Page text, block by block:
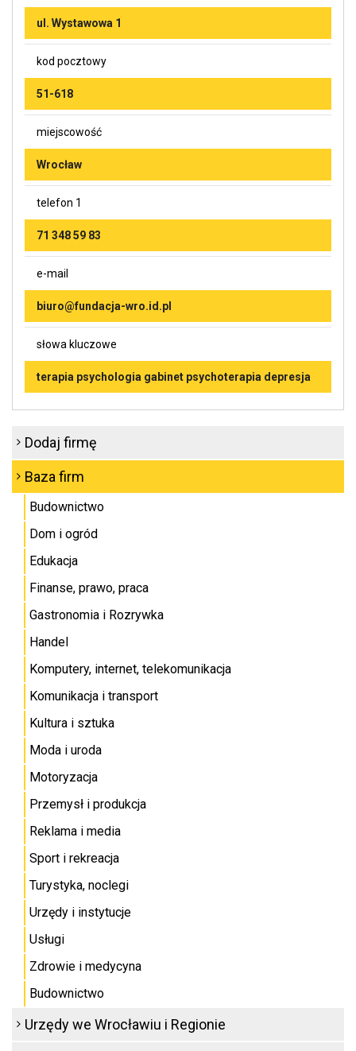
ul. Wystawowa 1
kod pocztowy
51-618
miejscowość
Wrocław
telefon 1
71 348 59 83
e-mail
biuro@fundacja-wro.id.pl
słowa kluczowe
terapia psychologia gabinet psychoterapia depresja
Dodaj firmę
Baza firm
Budownictwo
Dom i ogród
Edukacja
Finanse, prawo, praca
Gastronomia i Rozrywka
Handel
Komputery, internet, telekomunikacja
Komunikacja i transport
Kultura i sztuka
Moda i uroda
Motoryzacja
Przemysł i produkcja
Reklama i media
Sport i rekreacja
Turystyka, noclegi
Urzędy i instytucje
Usługi
Zdrowie i medycyna
Budownictwo
Urzędy we Wrocławiu i Regionie